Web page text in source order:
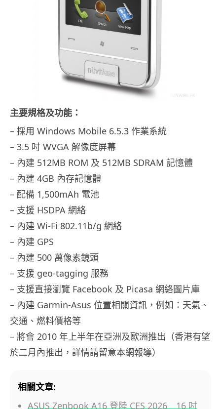
主要規格及功能：
– 採用 Windows Mobile 6.5.3 作業系統
– 3.5 吋 WVGA 解像度屏幕
– 內建 512MB ROM 及 512MB SDRAM 記憶體
– 內建 4GB 內存記憶體
– 配備 1,500mAh 電池
– 支援 HSDPA 網絡
– 內建 Wi-Fi 802.11b/g 網絡
– 內建 GPS
– 內建 500 萬像素鏡頭
– 支援 geo-tagging 服務
– 支援直接瀏覽 Facebook 及 Picasa 網絡圖片庫
– 內建 Garmin-Asus 位置相關資訊，例如：天氣、
交通、燃料價格等
– 將會 2010 年上半年在亞洲及歐洲推出（香港有望
於二月內推出，詳情請留意本網報導）
相關文章:
ASUS Zenbook A16 登陸 CES 2026 16 吋